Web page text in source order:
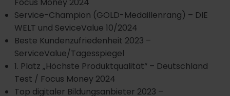
Service-Champion (GOLD-Medaillenrang) – DIE
WELT und SeviceValue 10/2024
Beste Kundenzufriedenheit 2023 –
ServiceValue/Tagesspiegel
1. Platz „Höchste Produktqualität“ – Deutschland
Test / Focus Money 2024
Top digitaler Bildungsanbieter 2023 –